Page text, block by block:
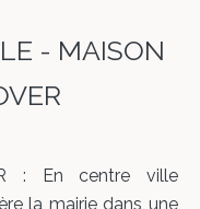
- MAISON
: En centre ville
la mairie dans une